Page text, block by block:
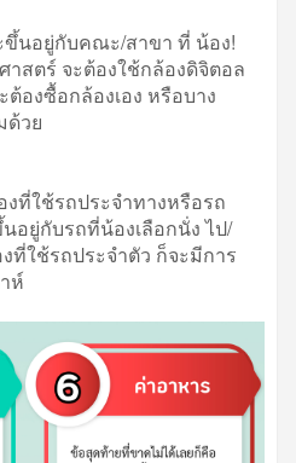
อยู่กับคณะ/สาขา ที่ น้อง!
าสตร์ จะต้องใช้กล้องดิจิตอล
องซื้อกล้องเอง หรือบาง
ด้วย
ใช้รถประจำทางหรือรถ
อยู่กับรถที่น้องเลือกนั่ง ไป/
ใช้รถประจำตัว ก็จะมีการ
ห์